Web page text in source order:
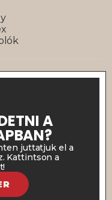
A
juttatjuk el a
Kattintson a